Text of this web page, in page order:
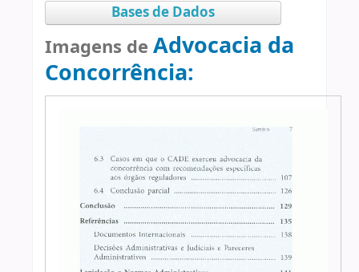
Bases de Dados
Imagens de Advocacia da
Concorrência: